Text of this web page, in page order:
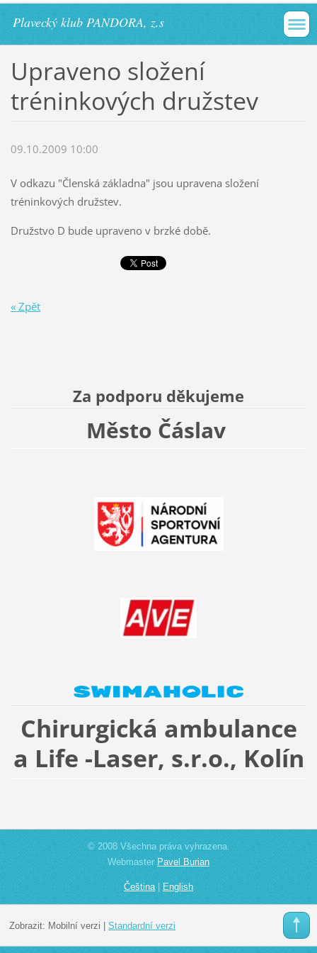
Plavecký klub PANDORA, z.s
Upraveno složení
tréninkových družstev
09.10.2009 10:00
V odkazu "Členská základna" jsou upravena složení
tréninkových družstev.
Družstvo D bude upraveno v brzké době.
« Zpět
Za podporu děkujeme
Město Čáslav
Chirurgická ambulance
a Life -Laser, s.r.o., Kolín
© 2008 Všechna práva vyhrazena.
WebmasterPavel Burian
Čeština|English
Zobrazit: Mobilní verzi Standardní verzi